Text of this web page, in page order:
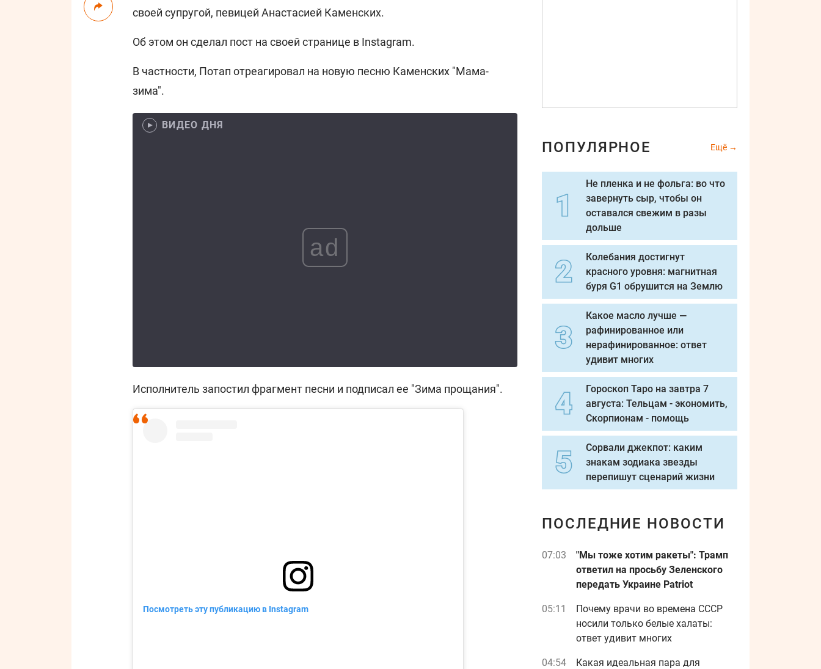
своей супругой, певицей Анастасией Каменских.
Об этом он сделал пост на своей странице в Instagram.
В частности, Потап отреагировал на новую песню Каменских "Мама-
зима".
ВИДЕО ДНЯ
ad
Исполнитель запостил фрагмент песни и подписал ее "Зима прощания".
Посмотреть эту публикацию в Instagram
ПОПУЛЯРНОЕ Ещё
Не пленка и не фольга: во что
завернуть сыр, чтобы он
оставался свежим в разы
дольше
Колебания достигнут
красного уровня: магнитная
буря G1 обрушится на Землю
Какое масло лучше —
рафинированное или
нерафинированное: ответ
удивит многих
Гороскоп Таро на завтра 7
августа: Тельцам - экономить,
Скорпионам - помощь
Сорвали джекпот: каким
знакам зодиака звезды
перепишут сценарий жизни
ПОСЛЕДНИЕ НОВОСТИ
07:03
"Мы тоже хотим ракеты": Трамп
ответил на просьбу Зеленского
передать Украине Patriot
05:11
Почему врачи во времена СССР
носили только белые халаты:
ответ удивит многих
04:54
Какая идеальная пара для